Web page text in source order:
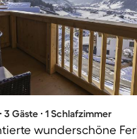
3 Gäste ∙ 1 Schlafzimmer